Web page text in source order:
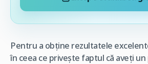
Pentru a obține rezultatele
în ceea ce privește faptul că aveți